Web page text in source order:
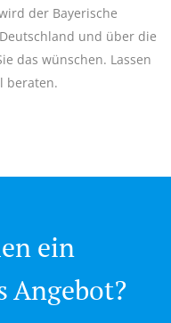
der Bayerische
und über die
das wünschen. Lassen
beraten.
ein
Angebot?